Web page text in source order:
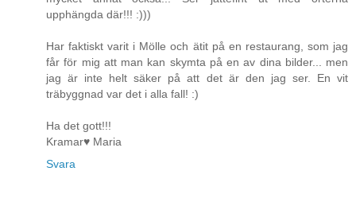
upphängda där!!! :)))
Har faktiskt varit i Mölle och ätit på en restaurang, som jag
får för mig att man kan skymta på en av dina bilder... men
jag är inte helt säker på att det är den jag ser. En vit
träbyggnad var det i alla fall! :)
Ha det gott!!!
Kramar♥ Maria
Svara